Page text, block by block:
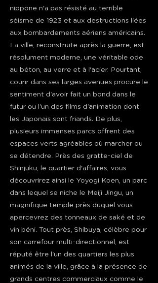
nippone n'a pas résisté au terrible
séisme de 1923 et aux destructions liées
aux bombardements aériens américains.
La ville, reconstruite après la guerre, est
résolument moderne, une véritable ode
au béton, au verre et à l'acier. Pourtant,
courir dans ses larges avenues procure le
sentiment d'avoir fait un bond dans le
futur ou l'un des films d'animation dont
les Japonais sont friands. De plus,
plusieurs immenses parcs offrent des
espaces verts agréables où marcher ou
se détendre. Près des gratte-ciel de
Shinjuku, le quartier d'affaires, vous
découvrirez ainsi le Yoyogi Koen, un parc
dans lequel se niche le Meiji Jingu, un
magnifique temple près duquel vous
apercevrez des tonneaux de saké et de
vin béni. Tout près, Shibuya, célèbre pour
son carrefour multi-directionnel, est
réputé être l'un des quartiers les plus
animés de la ville, grâce à la présence de
grands centres commerciaux comme le